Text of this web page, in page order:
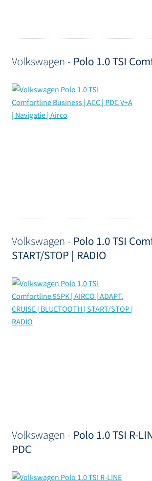
Volkswagen - Polo 1.0 TSI
Volkswagen - Polo 1.0 TSI
START/STOP | RADIO
Volkswagen - Polo 1.0 TSI R-
PDC